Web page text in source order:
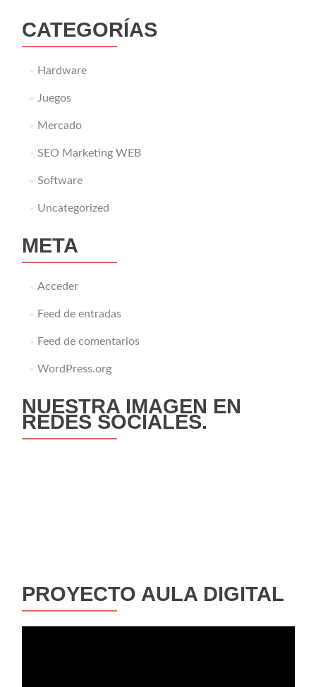
CATEGORÍAS
Hardware
Juegos
Mercado
SEO Marketing WEB
Software
Uncategorized
META
Acceder
Feed de entradas
Feed de comentarios
WordPress.org
NUESTRA IMAGEN EN
REDES SOCIALES.
PROYECTO AULA DIGITAL